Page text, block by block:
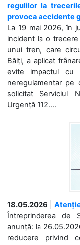
regulilor la
provoca accidente
La 19 mai 2026, în
incident la o
unui tren, care
Bălți, a aplicat
evite impactul cu
neregulamentar pe
solicitat Serviciul
Urgență 112....
18.05.2026
Întreprinderea de
anunță: la
reducere privind